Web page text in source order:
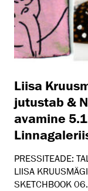
Liisa
jutustab &
avamine
PRESSITEADE:
LIISA
SKETCHBOOK